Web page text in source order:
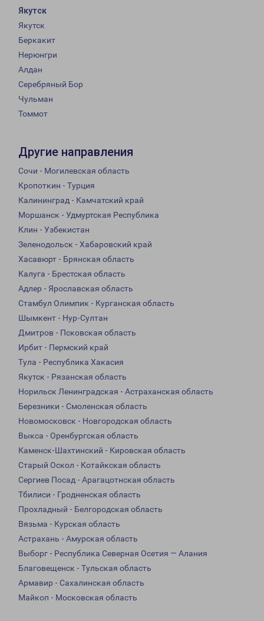
Якутск
Якутск
Беркакит
Нерюнгри
Алдан
Серебряный Бор
Чульман
Томмот
Другие направления
Сочи - Могилевская область
Кропоткин - Турция
Калининград - Камчатский край
Моршанск - Удмуртская Республика
Клин - Узбекистан
Зеленодольск - Хабаровский край
Хасавюрт - Брянская область
Калуга - Брестская область
Адлер - Ярославская область
Стамбул Олимпик - Курганская область
Шымкент - Нур-Султан
Дмитров - Псковская область
Ирбит - Пермский край
Тула - Республика Хакасия
Якутск - Рязанская область
Норильск Ленинградская - Астраханская область
Березники - Смоленская область
Новомосковск - Новгородская область
Выкса - Оренбургская область
Каменск-Шахтинский - Кировская область
Старый Оскол - Котайкская область
Сергиев Посад - Арагацотнская область
Тбилиси - Гродненская область
Прохладный - Белгородская область
Вязьма - Курская область
Астрахань - Амурская область
Выборг - Республика Северная Осетия — Алания
Благовещенск - Тульская область
Армавир - Сахалинская область
Майкоп - Московская область